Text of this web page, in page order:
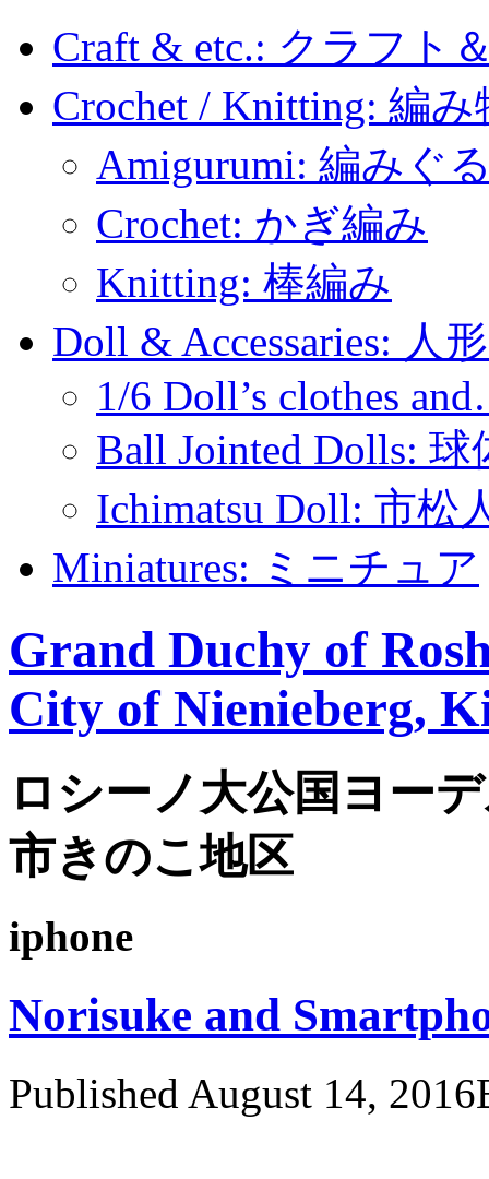
Craft & etc.: クラフト
Crochet / Knitting: 編み
Amigurumi: 編みぐ
Crochet: かぎ編み
Knitting: 棒編み
Doll & Accessaries: 人
1/6 Doll’s clothes
Ball Jointed Dolls:
Ichimatsu Doll: 市松
Miniatures: ミニチュア
Grand Duchy of
City of Nienieberg,
ロシーノ大公国ヨー
市きのこ地区
iphone
Norisuke and
Published August 14, 2016